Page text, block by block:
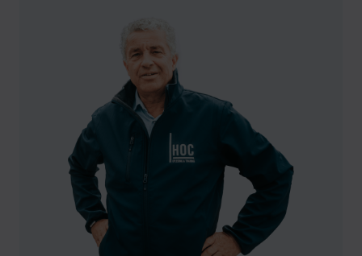
1
2
5
0
0
6